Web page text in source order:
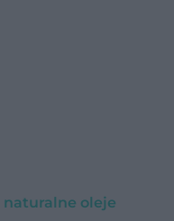
oleje